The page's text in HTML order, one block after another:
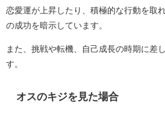
恋愛運が上昇したり、積極的な行動を取
の成功を暗示しています。
また、挑戦や転機、自己成長の時期に差
す。
オスのキジを見た場合